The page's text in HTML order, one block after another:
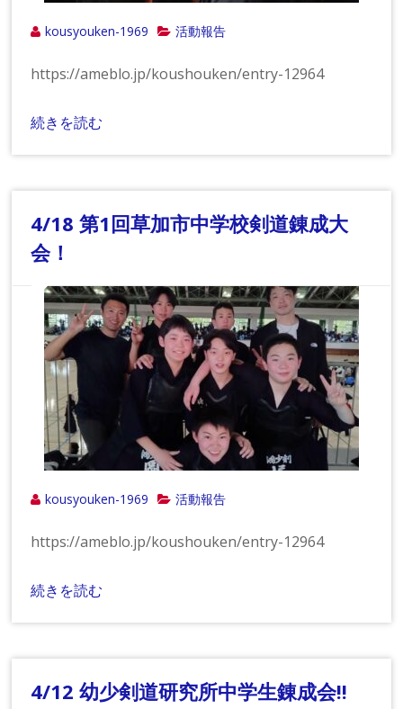
kousyouken-1969 活動報告
https://ameblo.jp/koushouken/entry-12964
続きを読む
4/18 第1回草加市中学校剣道錬成大
会！
kousyouken-1969 活動報告
https://ameblo.jp/koushouken/entry-12964
続きを読む
4/12 幼少剣道研究所中学生錬成会!!